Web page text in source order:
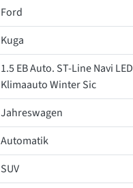
Ford
Kuga
1.5 EB Auto. ST-Line Navi LED
Klimaauto Winter Sic
Jahreswagen
Automatik
SUV